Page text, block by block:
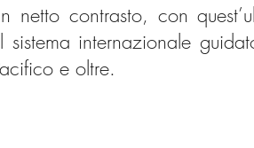
netto contrasto, con
internazionale
e oltre.